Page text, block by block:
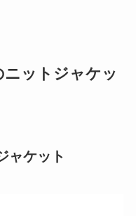
ットジャケッ
ャケット